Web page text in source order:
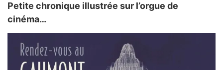
Petite chronique illustrée sur l’orgue de
cinéma…